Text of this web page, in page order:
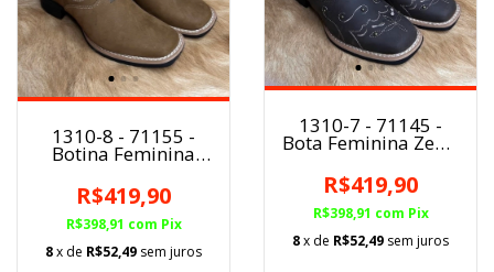
1310-8 - 71155 -
Botina Feminina
Areia/Florão
R$419,90
R$398,91 com Pix
8x de R$52,49 sem juros
1310-7 - 71145 -
Bota Feminina Zebu
Aplicações/Florão
R$419,90
R$398,91 com Pix
8x de R$52,49 sem juros